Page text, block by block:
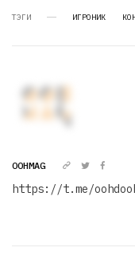
ТЭГИ ИГРОНИК
OOHMAG
https://t.me/